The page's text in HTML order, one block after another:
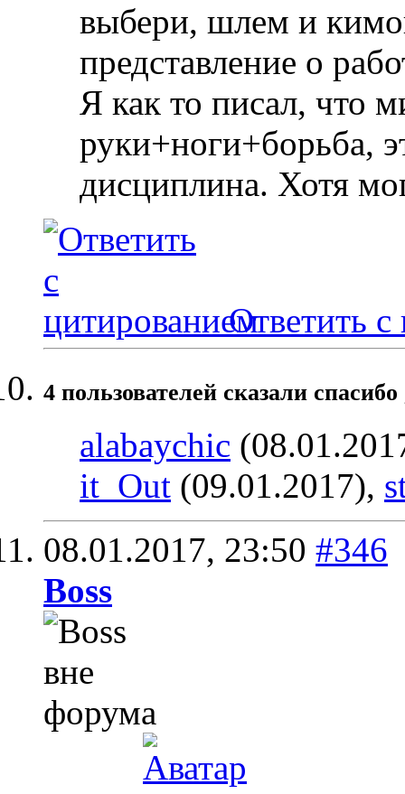
выбери, шлем и
представление о
Я как то писал, что
руки+ноги+борьба,
дисциплина. Хотя
Ответить с
4 пользователей сказали
alabaychic
it_Out (09.01.2017),
08.01.2017, 23:50 #346
Boss